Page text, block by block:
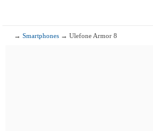
→Smartphones → Ulefone Armor 8